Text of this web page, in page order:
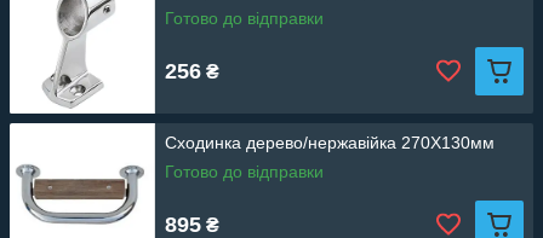
Готово до відправки
256 ₴
Сходинка дерево/нержавійка 270Х130мм
Готово до відправки
895 ₴